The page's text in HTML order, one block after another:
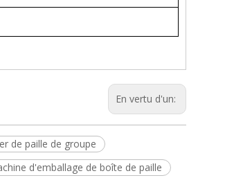
En vertu d'un:
de paille de groupe
d'emballage de boîte de paille